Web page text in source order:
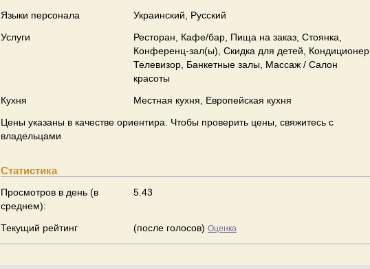
Языки персонала
Украинский, Русский
Услуги
Ресторан, Кафе/бар, Пища на заказ, Стоянка,
Конференц-зал(ы), Скидка для детей, Кондиционер,
Телевизор, Банкетные залы, Массаж / Салон
красоты
Кухня
Местная кухня, Европейская кухня
Цены указаны в качестве ориентира. Чтобы проверить цены, свяжитесь с
владельцами
Статистика
Просмотров в день (в
среднем):
5.43
Текущий рейтинг (после голосов) Оценка